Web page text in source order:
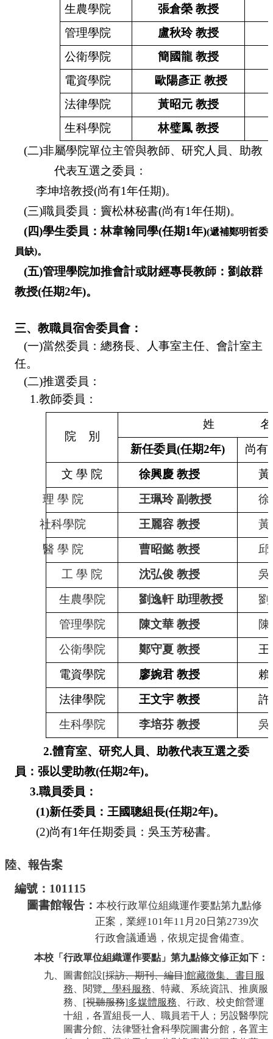
生農學院 張倉榮 教授
管理學院
盧秋玲 教授
公衛學院
簡國龍 教授
電資學院
歐陽彥正 教授
法律學院
黃昭元 教授
生科學院
林璧鳳 教授
(二)非屬學院單位主管與教師、研究人員、助教
代表互選之委員：
李坤培教授(尚有1年任期)。
(三)職員委員： 竇松林秘書(尚有1年任期)。
(四)學生委員：林韋翰同學(任期1年)(遞補鄭明哲委
員缺)。
(五)管理學院加推會計或財經專長教師：劉啟群
教授(任期2年)。
三、教職員宿舍委員會：
(一)當然委員：總務長、人事室主任、會計室主
任。
(二)推選委員：
1.教師委員：
院 別
姓
名
新任委員(任期2年) 尚有
文 學 院 徐興慶 教授
黃
理 學 院 王珮玲 副教授
徐
社科學院
王麗容 教授
黃
醫 學 院 曹昭懿 教授
邱
工 學 院 沈弘俊 教授
吳
生農學院
劉逸軒 助理教授
劉
管理學院
陳文華 教授
公衛學院
鄭守夏 教授
王
電資學院
廖婉君 教授
賴
法律學院
王文宇 教授
許
生科學院
李培芬 教授 吳
2.體育室、研究人員、助教代表互選之委
員：張以雯助教(任期2年)。
3.職員委員：
(1)新任委員：王國聰組長(任期2年)。
(2)尚有1年任期委員：吳玉芳秘書。
陸、報告案
編號： 101115
圖書館報告： 本校行政單位組織運作要點第九點修
正案，業經101年11 月20 日第2739次
行政會議通過，依規定提會備查。
本校「行政單位組織運作要點」第九點條文修正如下：
九、圖書館設[採訪、期刊、編目]館藏徵集、書目服
務 、閱覽 、學科服務 、特藏、系統資訊、推廣服
務、 [視聽服務]多媒體服務 、行政、校史館營運
十組，各置組長一人、職員若干人；另設醫學院
圖書分館、法律暨社會科學院圖書分館，各置主